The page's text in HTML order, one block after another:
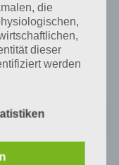
im
die
dieser
werden
oder